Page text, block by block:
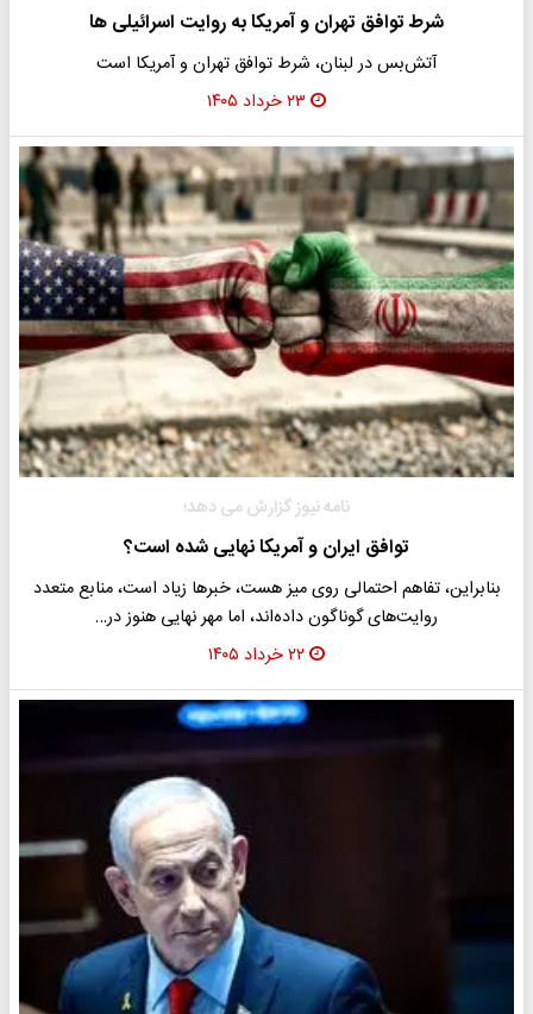
شرط توافق تهران و آمریکا به روایت اسرائیلی ها
آتش‌بس در لبنان، شرط توافق تهران و آمریکا است
۲۳ خرداد ۱۴۰۵
نامه نیوز گزارش می دهد؛
توافق ایران و آمریکا نهایی شده است؟
بنابراین، تفاهم احتمالی روی میز هست، خبرها زیاد است، منابع متعدد
روایت‌های گوناگون داده‌اند، اما مهر نهایی هنوز در…
۲۲ خرداد ۱۴۰۵